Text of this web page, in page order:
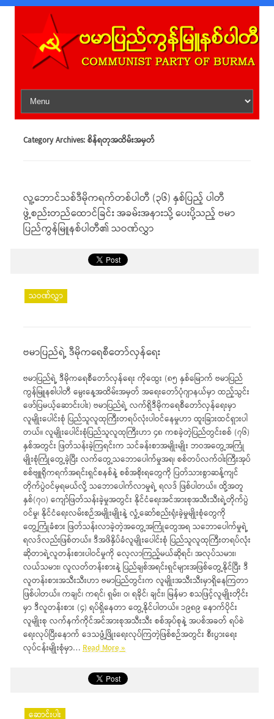
Skip to content
Category Archives:စိန်ရတုအထိမ်းအမှတ်
လူ့ဘောင်သစ်ဒီမိုကရက်တစ်ပါတီ (၃၆) နှစ်ပြည့် ပါတီ
ဖွဲ့စည်းတည်ထောင်ခြင်း အခမ်းအနားသို့ ပေးပို့သည့် ဗမာ
ပြည်ကွန်မြူနစ်ပါတီ၏ သဝဏ်လွှာ
သဝဏ်လွှာ
ဗမာပြည်ရဲ့ ဒီမိုကရေစီတော်လှန်ရေး
ဗမာပြည်ရဲ့ ဒီမိုကရေစီတော်လှန်ရေး ကိုထွေး (၈၅ နှစ်မြောက် ဗမာပြည်
ကွန်မြူနစါပါတီ မွေးနေ့အထိမ်းအမှတ် အရေးတော်ပုံဂျာနယ်မှာ ထည့်သွင်း
ဖော်ပြမယ့်ဆောင်းပါး) ဗမာပြည်ရဲ့ လက်ရှိဒီမိုကရေစီတော်လှန်ရေးမှာ
လူမျိုးပေါင်းစုံ ပြည်သူလူထုကြီးတရပ်လုံးပါဝင်နေမှုဟာ ထူးခြားထင်ရှားပါ
တယ်။ လူမျိုးပေါင်းစုံပြည်သူလူထုကြီးဟာ ၄၈ ကစခဲ့တဲ့ပြည်တွင်းစစ် (၇၆)
နှစ်အတွင်း ဖြတ်သန်းခဲ့ကြရင်းက သင်ခန်းစာအမျိုးမျိုး ဘဝအတွေ့အကြုံ
မျိုးစုံကြုံတွေ့ခဲ့ပြီး လက်တွေ့သဘောပေါက်မှုအရ၊ စစ်တပ်လက်ဝါးကြီးအုပ်
စစ်ဗျူရိုကရက်အရင်းရှင်စနစ်နဲ့ စစ်အစိုးရတွေကို ပြတ်သားစွာဆန့်ကျင်
တိုက်ပွဲဝင်မှရမယ်လို့ သဘောပေါက်လာမှုရဲ့ ရလဒ် ဖြစ်ပါတယ်။ ထို့အတူ
နှစ်(၇၀) ကျော်ဖြတ်သန်းခဲ့မှုအတွင်း နိုင်ငံရေးအင်အားစုအသီးသီးရဲ့တိုက်ပွဲ
ဝင်မှု၊ နိုင်ငံရေးလမ်းစဉ်အမျိုးမျိုးနဲ့ လှုံ့ဆော်စည်းရုံးခဲ့မှုမျိုးစုံတွေကို
တွေ့ကြုံခံစား ဖြတ်သန်းလာခဲ့တဲ့အတွေ့အကြုံတွေအရ သဘောပေါက်မှုရဲ့
ရလဒ်လည်းဖြစ်တယ်။ ဒီအဖိနှိပ်ခံလူမျိုးပေါင်းစုံ ပြည်သူလူထုကြီးတရပ်လုံး
ဆိုတာရဲ့လူတန်းစားပါဝင်မှုကို လေ့လာကြည့်မယ်ဆိုရင်၊ အလုပ်သမား၊
လယ်သမား၊ လူလတ်တန်းစားနဲ့ ပြည်ချစ်အရင်းရှင်များအဖြစ်တွေ့နိုင်ပြီး ဒီ
လူတန်းစားအသီးသီးဟာ ဗမာပြည်တွင်းက လူမျိုးအသီးသီးမှာရှိနေကြတာ
ဖြစ်ပါတယ်။ ကချင်၊ ကရင်၊ ရှမ်း၊ ဝ၊ ရခိုင်၊ ချင်း၊ မြန်မာ စသဖြင့်လူမျိုးတိုင်း
မှာ ဒီလူတန်းစား (၄) ရပ်ရှိနေတာ တွေ့နိုင်ပါတယ်။ ၁၉၈၉ နောက်ပိုင်း
လူမျိုးစု လက်နက်ကိုင်အင်အားစုအသီးသီး စစ်အုပ်စုနဲ့ အပစ်အခတ် ရပ်စဲ
ရေးလုပ်ပြီးနောက် ‌ဒေသဖွံ့ဖြိုးရေးလုပ်ကြတဲ့ဖြစ်စဉ်အတွင်း စီးပွားရေး
လုပ်ငန်းမျိုးစုံမှာ…Read More »
ဆောင်းပါး